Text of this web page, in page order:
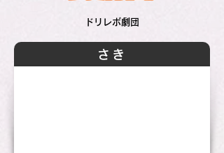
ドリレボ劇団
さき